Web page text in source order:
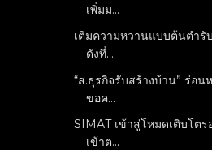
เพิ่มม...
เติมความหวานแบบต้นตำ
ดังที่...
“ส.ธุรกิจรับสร้างบ้าน” ร่อน
ขอค...
SIMAT เข้าสู่โหมดเติบโต
เข้าต...